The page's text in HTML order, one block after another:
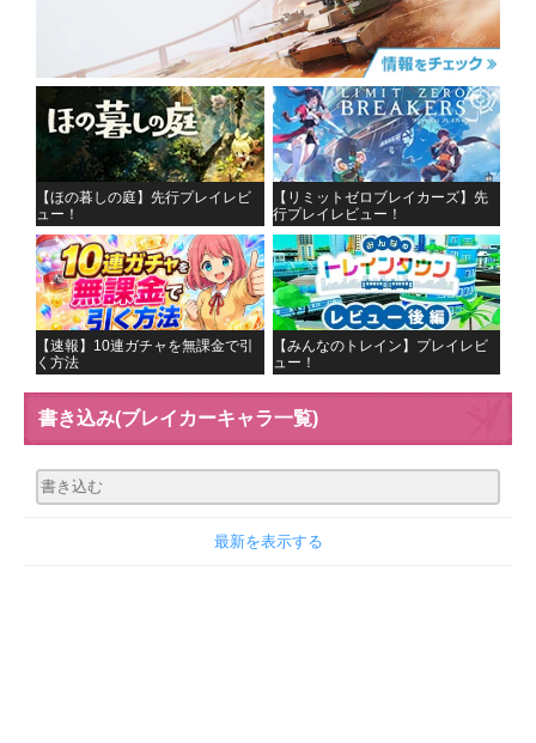
【ほの暮しの庭】先行プレイレビ
ュー！
【リミットゼロブレイカーズ】先
行プレイレビュー！
【速報】10連ガチャを無課金で引
く方法
【みんなのトレイン】プレイレビ
ュー！
書き込み(ブレイカーキャラ一覧)
最新を表示する